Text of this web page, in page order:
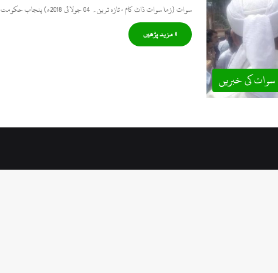
سوات کی خبریں
سوات (زما سوات ڈاٹ کام ، تازہ ترین۔ 04 جولائی 2018ء) پنجاب حکومت اور نواز شریف کی جانب سے سوات…
» مزید پڑھیں